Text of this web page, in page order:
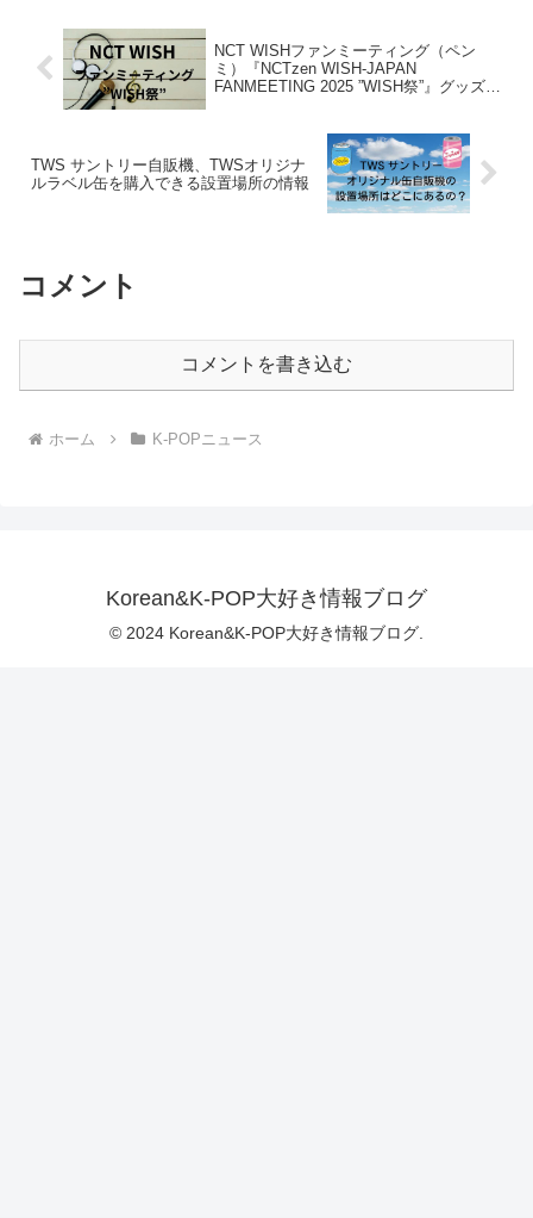
NCT WISHファンミーティング（ペン
ミ）『NCTzen WISH-JAPAN
FANMEETING 2025 ”WISH祭”』グッズの
TWS サントリー自販機、TWSオリジナ
ルラベル缶を購入できる設置場所の情報
コメント
コメントを書き込む
ホーム K-POPニュース
Korean&K-POP大好き情報ブログ
© 2024 Korean&K-POP大好き情報ブログ.